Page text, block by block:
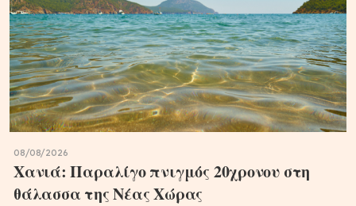
08/08/2026
Χανιά: Παραλίγο πνιγμός 20χρονου στη
θάλασσα της Νέας Χώρας